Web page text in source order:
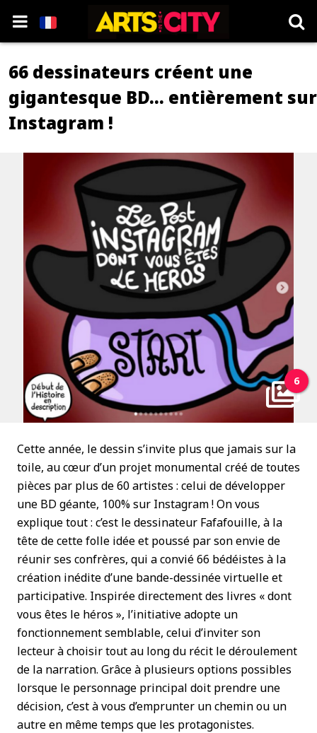
66 dessinateurs créent une
gigantesque BD… entièrement sur
Instagram !
6
Cette année, le dessin s’invite plus que jamais sur la
toile, au cœur d’un projet monumental créé de toutes
pièces par plus de 60 artistes : celui de développer
une BD géante, 100% sur Instagram ! On vous
explique tout : c’est le dessinateur Fafafouille, à la
tête de cette folle idée et poussé par son envie de
réunir ses confrères, qui a convié 66 bédéistes à la
création inédite d’une bande-dessinée virtuelle et
participative. Inspirée directement des livres « dont
vous êtes le héros », l’initiative adopte un
fonctionnement semblable, celui d’inviter son
lecteur à choisir tout au long du récit le déroulement
de la narration. Grâce à plusieurs options possibles
lorsque le personnage principal doit prendre une
décision, c’est à vous d’emprunter un chemin ou un
autre en même temps que les protagonistes.